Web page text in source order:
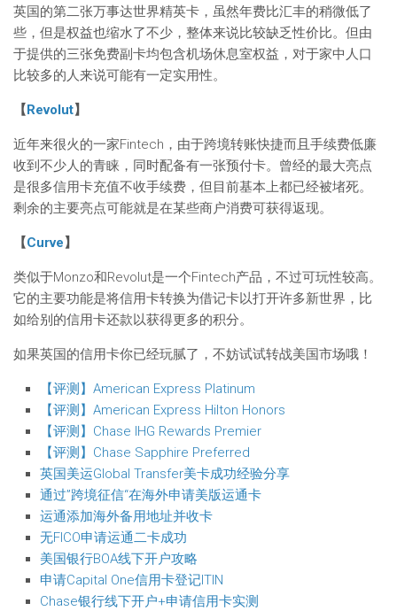
英国的第二张万事达世界精英卡，虽然年费比汇丰的稍微低了
些，但是权益也缩水了不少，整体来说比较缺乏性价比。但由
于提供的三张免费副卡均包含机场休息室权益，对于家中人口
比较多的人来说可能有一定实用性。
【Revolut】
近年来很火的一家Fintech，由于跨境转账快捷而且手续费低廉
收到不少人的青睐，同时配备有一张预付卡。曾经的最大亮点
是很多信用卡充值不收手续费，但目前基本上都已经被堵死。
剩余的主要亮点可能就是在某些商户消费可获得返现。
【Curve】
类似于Monzo和Revolut是一个Fintech产品，不过可玩性较高。
它的主要功能是将信用卡转换为借记卡以打开许多新世界，比
如给别的信用卡还款以获得更多的积分。
如果英国的信用卡你已经玩腻了，不妨试试转战美国市场哦！
【评测】American Express Platinum
【评测】American Express Hilton Honors
【评测】Chase IHG Rewards Premier
【评测】Chase Sapphire Preferred
英国美运Global Transfer美卡成功经验分享
通过”跨境征信“在海外申请美版运通卡
运通添加海外备用地址并收卡
无FICO申请运通二卡成功
美国银行BOA线下开户攻略
申请Capital One信用卡登记ITIN
Chase银行线下开户+申请信用卡实测